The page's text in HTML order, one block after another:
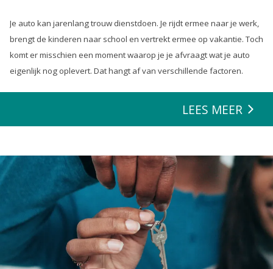
Je auto kan jarenlang trouw dienstdoen. Je rijdt ermee naar je werk,
brengt de kinderen naar school en vertrekt ermee op vakantie. Toch
komt er misschien een moment waarop je je afvraagt wat je auto
eigenlijk nog oplevert. Dat hangt af van verschillende factoren.
LEES MEER